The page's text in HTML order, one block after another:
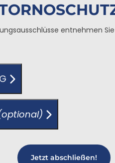
entnehmen
Jetzt abschließen!